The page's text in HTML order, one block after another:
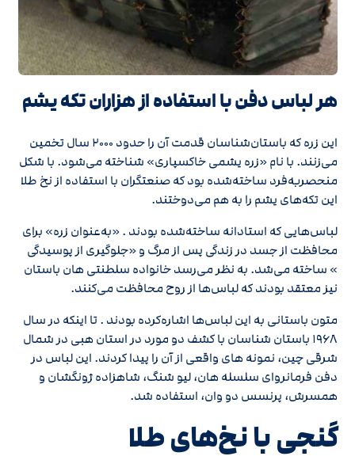
هر لباس دفن با استفاده از هزاران تکه یشم
این زره که باستان‌شناسان قدمت آن را حدود ۲۰۰۰ سال تخمین
می‌زنند. با نام «زره یشمی خاکسپاری» شناخته می‌شود. با شکل
منحصربه‌فرد ساخته‌شده بود که صنعتگران با استفاده از نخ طلا
این تکه‌های یشم را به هم می‌دوختند.
لباس‌هایی که استادانه ساخته‌شده‌ بودند . «به‌عنوان زره» برای
محافظت از جسد در زندگی پس از مرگ و «جلوگیری از پوسیدگی
» ساخته می‌شد. به نظر می‌رسد خانواده سلطنتی هان باستان
نیز معتقد بودند که لباس‌ها از روح محافظت می‌کنند.
متون باستانی به این لباس‌ها اشاره‌کرده بودند . تا اینکه در سال
۱۹۶۸ باستان شناسان با کشف دو مورد در استان هبی در شمال
شرقی چین، نمونه های واقعی از آن را پیدا کردند. این لباس در
دفن فرمانروای سلسله هان، لیو شنگ، شاهزاده ژونگشان و
همسرش، پرنسس دو وان، استفاده شد.
گنجی با نخ‌های طلا